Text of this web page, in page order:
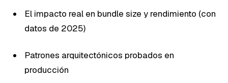
El impacto real en bundle size y rendimiento (con
datos de 2025)
Patrones arquitectónicos probados en
producción